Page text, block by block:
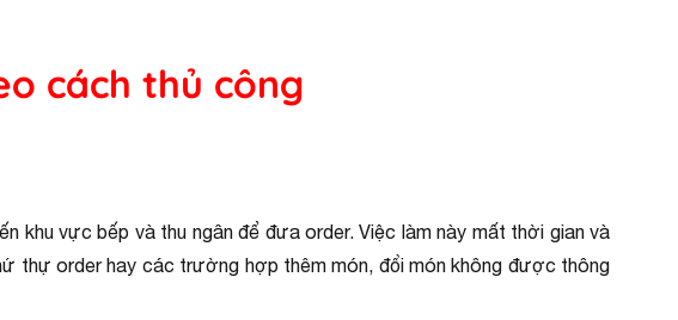
cách thủ công
khu vực bếp và thu ngân để đưa order. Việc làm này mất thời gian và
thự order hay các trường hợp thêm món, đổi món không được thông